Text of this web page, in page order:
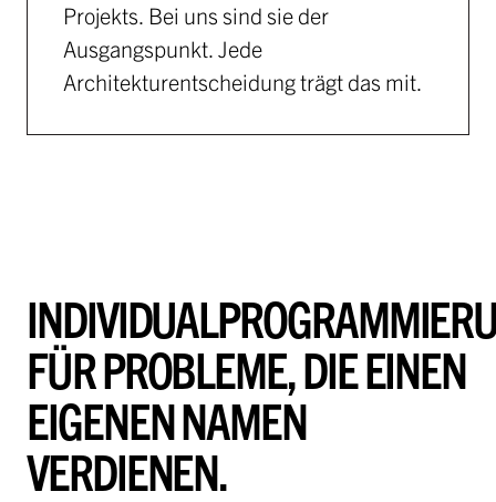
Projekts. Bei uns sind sie der
Ausgangspunkt. Jede
Architekturentscheidung trägt das mit.
FÜR PROBLEME, DIE EINEN
EIGENEN NAMEN
VERDIENEN.